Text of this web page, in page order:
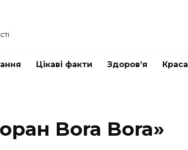
Цікаві факти Здоров’я Краса
Bora Bora»